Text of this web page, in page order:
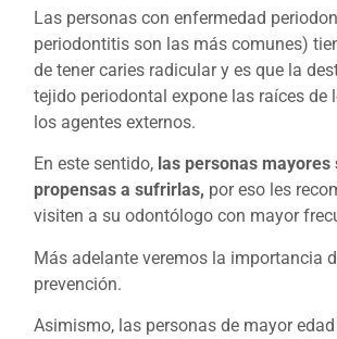
Las personas con enfermedad
periodontitis son las más comunes)
de tener caries radicular y es que la
tejido periodontal expone las raíces de
los agentes externos.
En este sentido, las personas mayores
propensas a sufrirlas, por eso les
visiten a su odontólogo con mayor
Más adelante veremos la importancia
prevención.
Asimismo, las personas de mayor